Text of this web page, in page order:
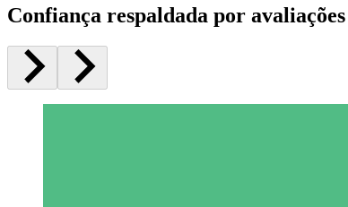
Confiança respaldada por